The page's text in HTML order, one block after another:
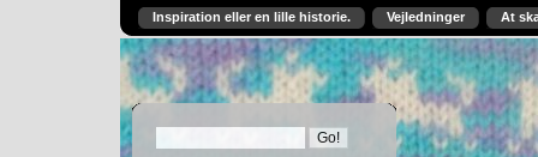
Inspiration eller en lille historie. Vejledninger At